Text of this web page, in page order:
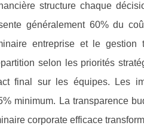
structure chaque
généralement 60% du
entreprise et le gestion
selon les priorités
final sur les équipes. Les
minimum. La transparence
corporate efficace